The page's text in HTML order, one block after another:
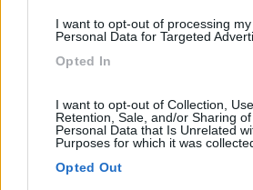
I want to opt-out of processing my
Personal Data for Targeted
Opted In
I want to opt-out of Collection, Use,
Retention, Sale, and/or Sharing
Personal Data that Is Unrelated
Purposes for which it was
Opted Out
Area di sosta (AA)
Agriturismo Il Mandorleto